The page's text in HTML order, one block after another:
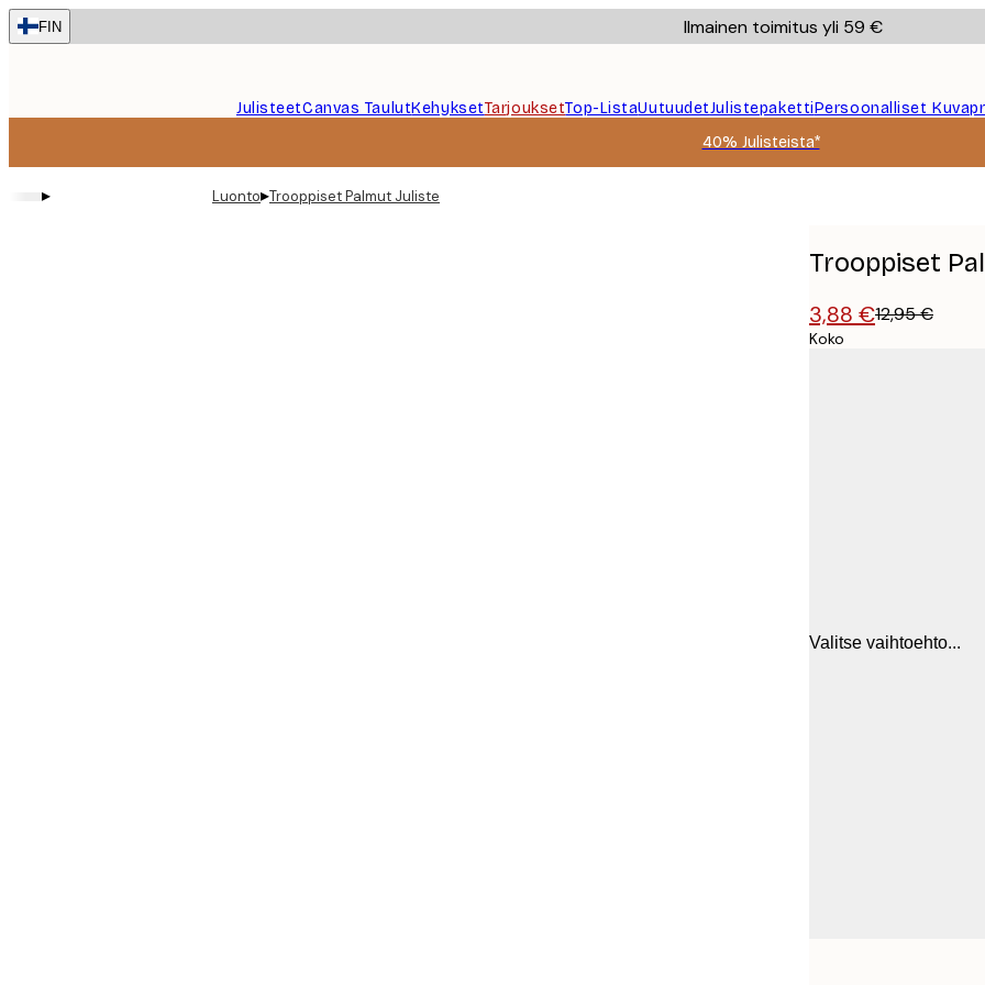
Skip
to
FIN Ilmainen toimitus yli 59 €
JulisteetCanvas TaulutKehyksetTarjouksetTop-ListaUutuudetJulistepakettiPersoonalliset
40% Julisteista*
▸ Luonto▸Trooppiset Palmut Juliste
Trooppiset
3,88 €12,95 €
Koko
Valitse vaihtoehto...